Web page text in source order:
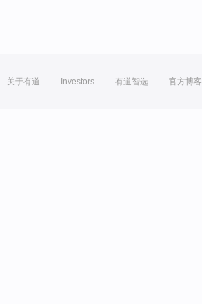
关于有道 Investors 有道智选 官方博客